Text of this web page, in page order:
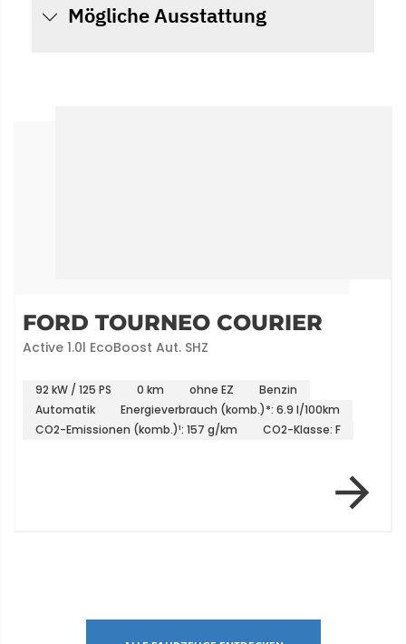
Mögliche Ausstattung
FORD TOURNEO COURIER
Active 1.0l EcoBoost Aut. SHZ
92 kW / 125 PS 0 km ohne EZ
Benzin
Automatik
Energieverbrauch (komb.)*: 6.9 l/100km
CO2-Emissionen (komb.)¹: 157 g/km
CO2-Klasse: F